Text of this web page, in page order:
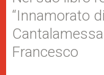
“Innamorato
Francesco